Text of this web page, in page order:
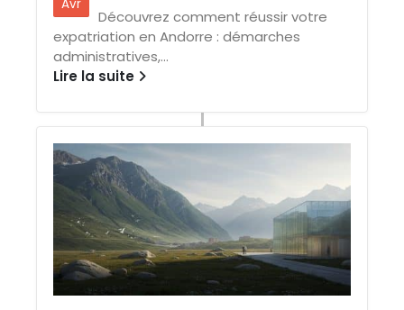
Avr
Découvrez comment réussir votre
expatriation en Andorre : démarches
administratives,...
Lire la suite